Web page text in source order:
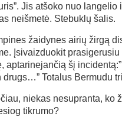
Jis atšoko nuo
neišmetė. Stebuklų šalis.
žaidynes airių žirgą
Įsivaizduokit
aptarinejančią šį
drugs…” Totalus Bermudu
niekas nesupranta, ko
tikrumo?